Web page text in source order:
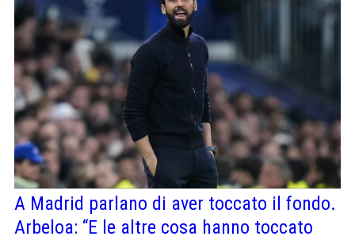
A Madrid parlano di aver toccato il fondo.
Arbeloa: “E le altre cosa hanno toccato